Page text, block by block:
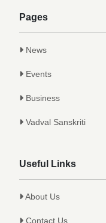
Pages
News
Events
Business
Vadval Sanskriti
Useful Links
About Us
Contact Us